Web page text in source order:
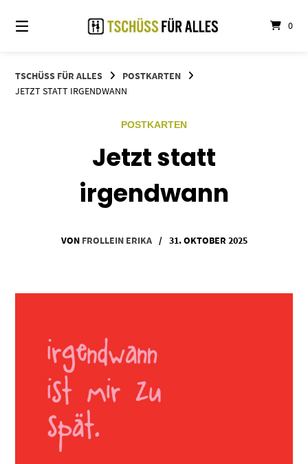
zum
Inhalt
0
TSCHÜSS FÜR ALLES
POSTKARTEN
JETZT STATT IRGENDWANN
POSTKARTEN
Jetzt statt
irgendwann
VON FROLLEIN ERIKA / 31. OKTOBER 2025